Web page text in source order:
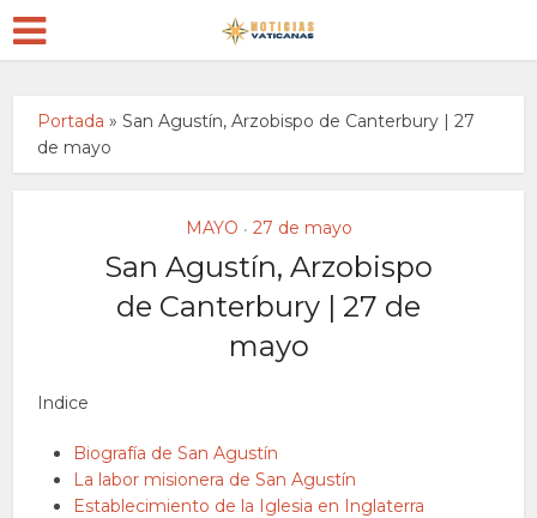
Portada »San Agustín, Arzobispo de Canterbury | 27
de mayo
MAYO • 27 de mayo
San Agustín, Arzobispo
de Canterbury | 27 de
mayo
Indice
Biografía de San Agustín
La labor misionera de San Agustín
Establecimiento de la Iglesia en Inglaterra